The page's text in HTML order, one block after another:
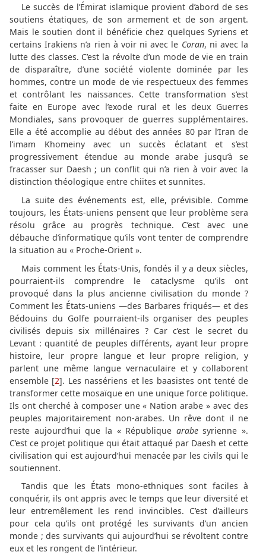
Le succès de l’Émirat islamique provient d’abord de ses
soutiens étatiques, de son armement et de son argent.
Mais le soutien dont il bénéficie chez quelques Syriens et
certains Irakiens n’a rien à voir ni avec le Coran, ni avec la
lutte des classes. C’est la révolte d’un mode de vie en train
de disparaître, d’une société violente dominée par les
hommes, contre un mode de vie respectueux des femmes
et contrôlant les naissances. Cette transformation s’est
faite en Europe avec l’exode rural et les deux Guerres
Mondiales, sans provoquer de guerres supplémentaires.
Elle a été accomplie au début des années 80 par l’Iran de
l’imam Khomeiny avec un succès éclatant et s’est
progressivement étendue au monde arabe jusqu’à se
fracasser sur Daesh ; un conflit qui n’a rien à voir avec la
distinction théologique entre chiites et sunnites.
La suite des événements est, elle, prévisible. Comme
toujours, les États-uniens pensent que leur problème sera
résolu grâce au progrès technique. C’est avec une
débauche d’informatique qu’ils vont tenter de comprendre
la situation au « Proche-Orient ».
Mais comment les États-Unis, fondés il y a deux siècles,
pourraient-ils comprendre le cataclysme qu’ils ont
provoqué dans la plus ancienne civilisation du monde ?
Comment les États-uniens —des Barbares friqués— et des
Bédouins du Golfe pourraient-ils organiser des peuples
civilisés depuis six millénaires ? Car c’est le secret du
Levant : quantité de peuples différents, ayant leur propre
histoire, leur propre langue et leur propre religion, y
parlent une même langue vernaculaire et y collaborent
ensemble [2]. Les nassériens et les baasistes ont tenté de
transformer cette mosaïque en une unique force politique.
Ils ont cherché à composer une « Nation arabe » avec des
peuples majoritairement non-arabes. Un rêve dont il ne
reste aujourd’hui que la « République arabesyrienne ».
C’est ce projet politique qui était attaqué par Daesh et cette
civilisation qui est aujourd’hui menacée par les civils qui le
soutiennent.
Tandis que les États mono-ethniques sont faciles à
conquérir, ils ont appris avec le temps que leur diversité et
leur entremêlement les rend invincibles. C’est d’ailleurs
pour cela qu’ils ont protégé les survivants d’un ancien
monde ; des survivants qui aujourd’hui se révoltent contre
eux et les rongent de l’intérieur.